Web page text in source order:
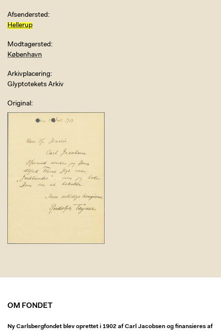
Afsendersted
Hellerup
Modtagersted
København
Arkivplacering
Glyptotekets Arkiv
Original
OM FONDET
Ny Carlsbergfondet blev oprettet i 1902 af Carl Jacobsen og finansieres af